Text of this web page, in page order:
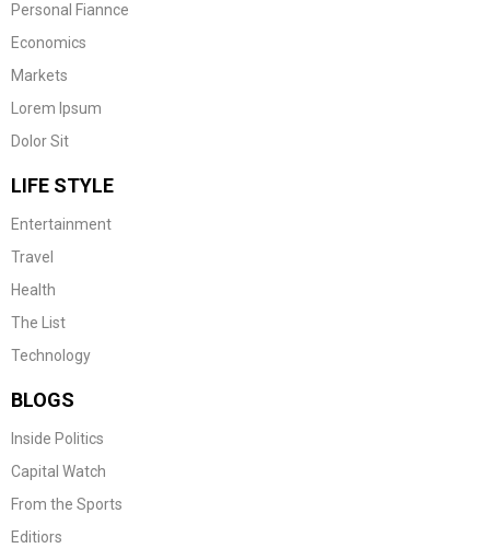
Personal Fiannce
Economics
Markets
Lorem Ipsum
Dolor Sit
LIFE STYLE
Entertainment
Travel
Health
The List
Technology
BLOGS
Inside Politics
Capital Watch
From the Sports
Editiors